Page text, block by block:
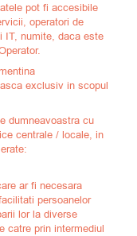
pot fi accesibile
operatori de
IT, numite, daca este
exclusiv in scopul
dumneavoastra cu
centrale / locale, in
ar fi necesara
persoanelor
lor la diverse
catre prin intermediul